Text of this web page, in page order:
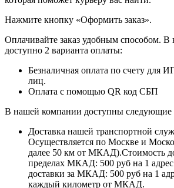
​​​​​​​Нажмите кнопку «Оформить заказ».
Оплачивайте заказ удобным способом.
доступно 2 варианта оплаты:
Безналичная оплата по счету для
лиц.
Оплата с помощью QR код СБП
В нашей компании доступны следующие
Доставка нашей транспортной
Осуществляется по Москве и
далее 50 км от МКАД).Стоимость
пределах МКАД: 500 руб на 1
доставки за МКАД: 500 руб на 1
каждый километр от МКАД.